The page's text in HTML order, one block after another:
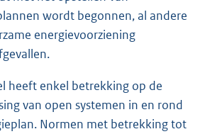
wordt begonnen, al andere
energievoorziening
heeft enkel betrekking op de
van open systemen in en rond
Normen met betrekking tot